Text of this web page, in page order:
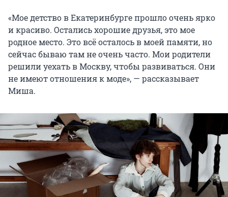
«Мое детство в Екатеринбурге прошло очень ярко
и красиво. Остались хорошие друзья, это мое
родное место. Это всё осталось в моей памяти, но
сейчас бываю там не очень часто. Мои родители
решили уехать в Москву, чтобы развиваться. Они
не имеют отношения к моде», — рассказывает
Миша.